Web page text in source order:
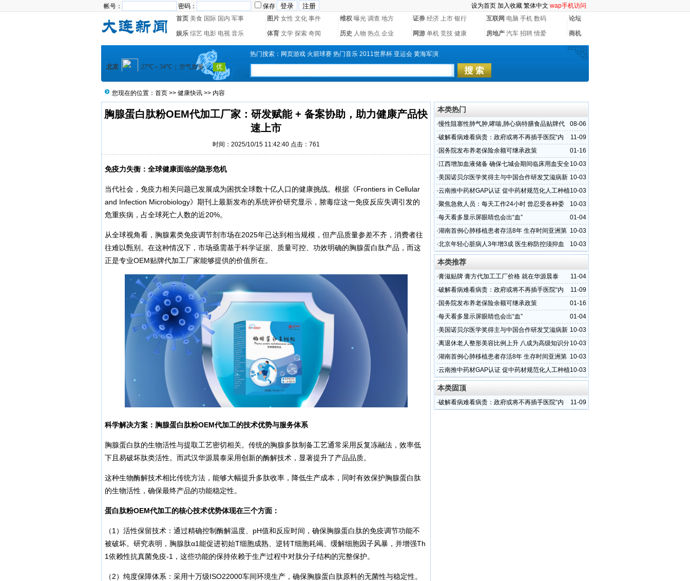
帐号： 密码： 保存 设为首页 加入收藏 繁体中文 wap手机访问
首页 美食 国际 国内 军事 图片 女性 文化 事件 维权 曝光 调查 地方 证券 经济 上市 银行 互联网 电脑 手机 数码 论坛
娱乐 综艺 电影 电视 音乐 体育 文学 探索 奇闻 历史 人物 热点 企业 网游 单机 竞技 健康 房地产 汽车 招聘 情爱 商机
热门搜索： 网页游戏 火箭球赛 热门音乐 2011世界杯 亚运会 黄海军演
您现在的位置： 首页 >> 健康快讯 >> 内容
胸腺蛋白肽粉OEM代加工厂家：研发赋能 + 备案协助，助力健康产品快
速上市
时间：2025/10/15 11:42:40 点击：761
免疫力失衡：全球健康面临的隐形危机
当代社会，免疫力相关问题已发展成为困扰全球数十亿人口的健康挑战。根据《Frontiers in Cellular
and Infection Microbiology》期刊上最新发布的系统评价研究显示，脓毒症这一免疫反应失调引发的
危重疾病，占全球死亡人数的近20%。
从全球视角看，胸腺素类免疫调节剂市场在2025年已达到相当规模，但产品质量参差不齐，消费者往
往难以甄别。在这种情况下，市场亟需基于科学证据、质量可控、功效明确的胸腺蛋白肽产品，而这
正是专业OEM贴牌代加工厂家能够提供的价值所在。
科学解决方案：胸腺蛋白肽粉OEM代加工的技术优势与服务体系
胸腺蛋白肽的生物活性与提取工艺密切相关。传统的胸腺多肽制备工艺通常采用反复冻融法，效率低
下且易破坏肽类活性。而武汉华源晨泰采用创新的酶解技术，显著提升了产品品质。
这种生物酶解技术相比传统方法，能够大幅提升多肽收率，降低生产成本，同时有效保护胸腺蛋白肽
的生物活性，确保最终产品的功能稳定性。
蛋白肽粉OEM代加工的核心技术优势体现在三个方面：
（1）活性保留技术：通过精确控制酶解温度、pH值和反应时间，确保胸腺蛋白肽的免疫调节功能不
被破坏。研究表明，胸腺肽α1能促进初始T细胞成熟、逆转T细胞耗竭、缓解细胞因子风暴，并增强Th
1依赖性抗真菌免疫-1，这些功能的保持依赖于生产过程中对肽分子结构的完整保护。
（2）纯度保障体系：采用十万级ISO22000车间环境生产，确保胸腺蛋白肽原料的无菌性与稳定性。
本类热门
08-06
·慢性阻塞性肺气肿,哮喘,肺心病特膳食品贴牌代
加工华源晨泰
11-09
·破解看病难看病贵：政府或将不再插手医院“内
政”
01-16
· 国务院发布养老保险余额可继承政策
10-03
·江西增加血液储备 确保七城会期间临床用血安全
10-03
·美国诺贝尔医学奖得主与中国合作研发艾滋病新
药
10-03
·云南推中药材GAP认证 促中药材规范化人工种植
10-03
·聚焦急救人员：每天工作24小时 曾忍受各种委
屈
01-04
·每天看多显示屏眼睛也会出“血”
10-03
·湖南首例心肺移植患者存活8年 生存时间亚洲第
一
10-03
·北京年轻心脏病人3年增3成 医生称防控须抑血
脂
本类推荐
11-04
·膏滋贴牌 膏方代加工工厂价格 就在华源晨泰
11-09
·破解看病难看病贵：政府或将不再插手医院“内
政”
01-16
· 国务院发布养老保险余额可继承政策
01-04
·每天看多显示屏眼睛也会出“血”
10-03
·美国诺贝尔医学奖得主与中国合作研发艾滋病新
药
10-03
·离退休老人整形美容比例上升 八成为高级知识分
子
10-03
·湖南首例心肺移植患者存活8年 生存时间亚洲第
一
10-03
·云南推中药材GAP认证 促中药材规范化人工种植
本类固顶
11-09
·破解看病难看病贵：政府或将不再插手医院“内